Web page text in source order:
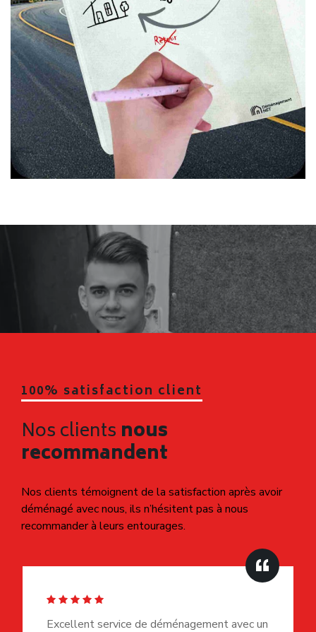
100% satisfaction client
Nos clients nous
recommandent
Nos clients témoignent de la satisfaction après avoir
déménagé avec nous, ils n’hésitent pas à nous
recommander à leurs entourages.
Excellent service de déménagement avec un